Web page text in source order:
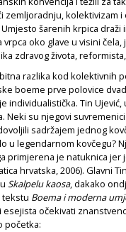
zemljoradnju, kolektivizam
šarenih krpica draži
vrpca oko glave u visini
zdravog života,
razlika kod kolektivnih
boeme prve polovice
individualistička. Tin
Neki su njegovi
sadržajem jednog
u legendarnom kovčegu?
primjerena je natuknica
hrvatska, 2006). Glavni
Skalpelu kaosa, dakako
tekstu Boema i moderna
očekivati
početka: